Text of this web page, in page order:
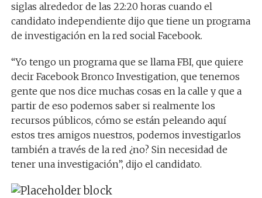
siglas alrededor de las 22:20 horas cuando el
candidato independiente dijo que tiene un programa
de investigación en la red social Facebook.
“Yo tengo un programa que se llama FBI, que quiere
decir Facebook Bronco Investigation, que tenemos
gente que nos dice muchas cosas en la calle y que a
partir de eso podemos saber si realmente los
recursos públicos, cómo se están peleando aquí
estos tres amigos nuestros, podemos investigarlos
también a través de la red ¿no? Sin necesidad de
tener una investigación”, dijo el candidato.